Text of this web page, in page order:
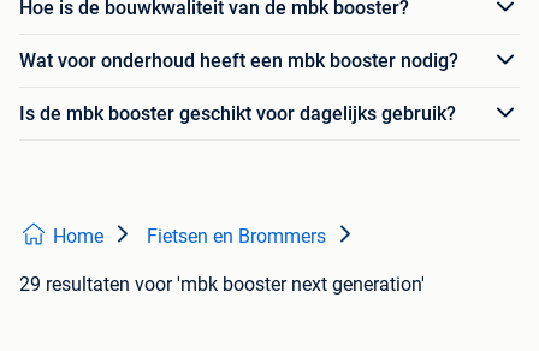
Hoe is de bouwkwaliteit van de mbk booster?
Wat voor onderhoud heeft een mbk booster nodig?
Is de mbk booster geschikt voor dagelijks gebruik?
Home Fietsen en Brommers
29 resultaten voor 'mbk booster next generation'